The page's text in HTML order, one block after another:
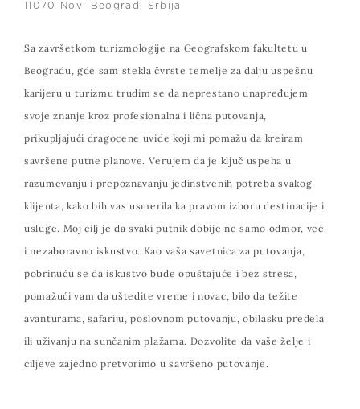
11070 Novi Beograd, Srbija
Sa završetkom turizmologije na Geografskom fakultetu u
Beogradu, gde sam stekla čvrste temelje za dalju uspešnu
karijeru u turizmu trudim se da neprestano unapređujem
svoje znanje kroz profesionalna i lična putovanja,
prikupljajući dragocene uvide koji mi pomažu da kreiram
savršene putne planove. Verujem da je ključ uspeha u
razumevanju i prepoznavanju jedinstvenih potreba svakog
klijenta, kako bih vas usmerila ka pravom izboru destinacije i
usluge. Moj cilj je da svaki putnik dobije ne samo odmor, već
i nezaboravno iskustvo. Kao vaša savetnica za putovanja,
pobrinuću se da iskustvo bude opuštajuće i bez stresa,
pomažući vam da uštedite vreme i novac, bilo da težite
avanturama, safariju, poslovnom putovanju, obilasku predela
ili uživanju na sunčanim plažama. Dozvolite da vaše želje i
ciljeve zajedno pretvorimo u savršeno putovanje.